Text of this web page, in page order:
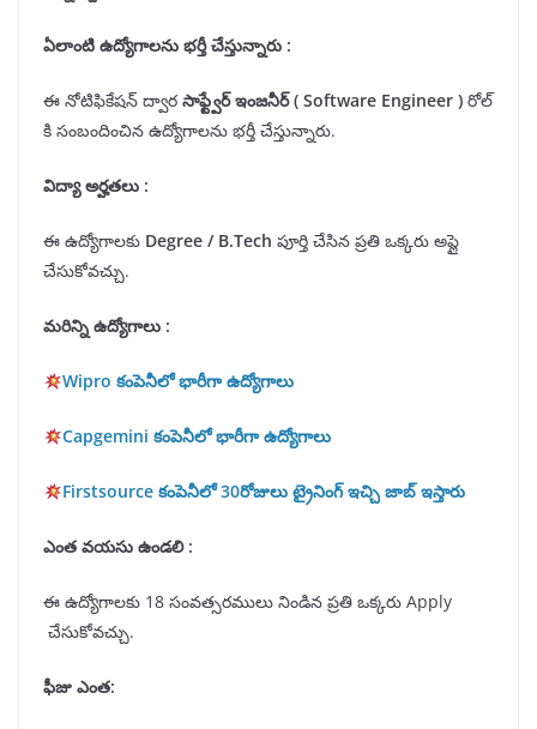
ఏలాంటి ఉద్యోగాలను భర్తీ చేస్తున్నారు :
ఈ నోటిఫికేషన్ ద్వారసాఫ్ట్వేర్ ఇంజనీర్ ( Software Engineer ) రోల్
కి సంబందించిన ఉద్యోగాలను భర్తీ చేస్తున్నారు.
విద్యా అర్హతలు :
ఈ ఉద్యోగాలకు Degree / B.Tech పూర్తి చేసిన ప్రతి ఒక్కరు అప్లై
చేసుకోవచ్చు.
మరిన్ని ఉద్యోగాలు :
Wipro కంపెనీలో భారీగా ఉద్యోగాలు
Capgemini కంపెనీలో భారీగా ఉద్యోగాలు
Firstsource కంపెనీలో 30రోజులు ట్రైనింగ్ ఇచ్చి జాబ్ ఇస్తారు
ఎంత వయసు ఉండలి :
ఈ ఉద్యోగాలకు 18 సంవత్సరములు నిండిన ప్రతి ఒక్కరు Apply
చేసుకోవచ్చు.
ఫీజు ఎంత: